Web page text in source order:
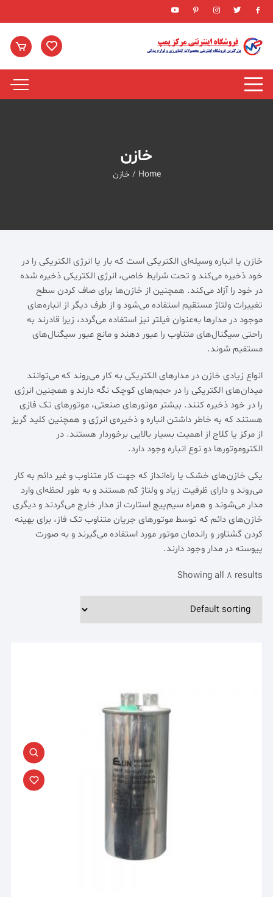
Skip
to
content
خازن
Home / خازن
خازن یا انباره وسیله‌ای الکتریکی است که بار یا انرژی الکتریکی را در
خود ذخیره می‌کند و تحت شرایط خاصی، انرژی الکتریکی ذخیره شده
در خود را آزاد می‌کند. همچنین از خازن‌ها برای صاف کردن سطح
تغییرات ولتاژ مستقیم استفاده می‌شود و از طرف دیگر از انباره‌های
موجود در مدارها به‌عنوان فیلتر نیز استفاده می‌گردد، زیرا قادرند به
راحتی سیگنال‌های متناوب را عبور دهند و مانع عبور سیگنال‌های
مستقیم شوند.
انواع زیادی خازن در مدار‌های الکتریکی به کار می‌روند که می‌توانند
میدان‌های الکتریکی را در حجم‌های کوچک نگه دارند و همجنین انرژی
را در خود ذخیره کنند. بیشتر موتورهای صنعتی، موتورهای تک فازی
هستند که به خاطر داشتن انباره و ذخیره‌ی انرژی و همچنین کلید گریز
از مرکز یا کلاج از اهمیت بسیار بالایی برخوردار هستند. در
الکتروموتورها دو نوع انباره وجود دارد.
یکی خازن‌های خشک یا راه‌انداز که جهت کار متناوب و غیر دائم به کار
می‌روند و دارای ظرفیت زیاد و ولتاژ کم هستند و به طور لحظه‌ای وارد
مدار می‌شوند و همراه سیم‌پیچ استارت از مدار خارج می‌گردند و دیگری
خازن‌های دائم که توسط موتورهای جریان متناوب تک فاز، برای بهینه
کردن گشتاور و راندمان موتور مورد استفاده می‌گیرند و به صورت
پیوسته در مدار وجود دارند.
Showing all 8 results